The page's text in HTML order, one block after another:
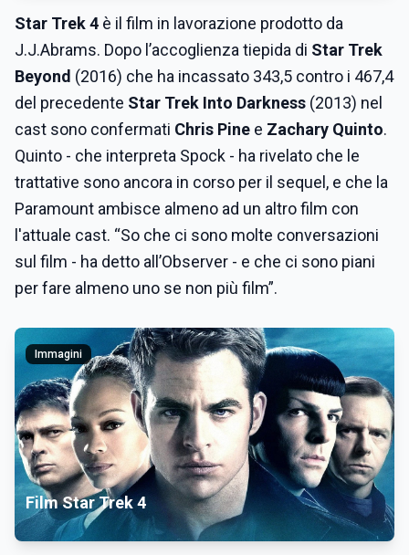
Star Trek 4 è il film in lavorazione prodotto da
J.J.Abrams. Dopo l’accoglienza tiepida di Star Trek
Beyond (2016) che ha incassato 343,5 contro i 467,4
del precedente Star Trek Into Darkness (2013) nel
cast sono confermati Chris Pine e Zachary Quinto.
Quinto - che interpreta Spock - ha rivelato che le
trattative sono ancora in corso per il sequel, e che la
Paramount ambisce almeno ad un altro film con
l'attuale cast. “So che ci sono molte conversazioni
sul film - ha detto all’Observer - e che ci sono piani
per fare almeno uno se non più film”.
Immagini
Film Star Trek 4